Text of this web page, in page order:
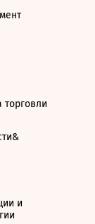
торговли
и